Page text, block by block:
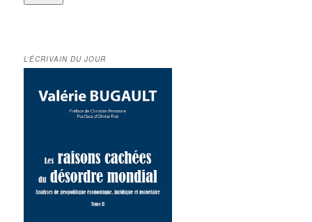
L’ÉCRIVAIN DU JOUR